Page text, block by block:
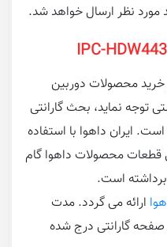
نظر ارسال خواهد شد.
خرید محصولات دوربین
توجه نماید، بحث گارانتی
ایران داهوا با استفاده
قطعات محصولات داهوا گام
برداشته است.
ارائه می گردد. مدت
در صفحه گارانتی درج شده